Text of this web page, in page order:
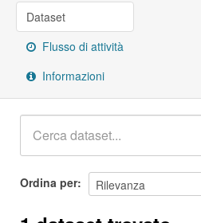
Dataset
Flusso di attività
Informazioni
Ordina per